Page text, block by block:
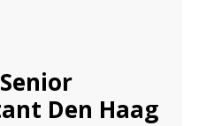
Den Haag